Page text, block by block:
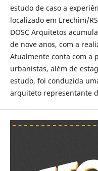
estudo de caso a
localizado em Erechim/
DOSC Arquitetos
de nove anos, com a
Atualmente conta com a
urbanistas, além de
estudo, foi conduzida
arquiteto representante